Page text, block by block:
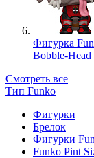
Фигурка
Bobble-
Смотреть все
Тип Funko
Фигурки
Брелок
Фигурки
Funko Pint